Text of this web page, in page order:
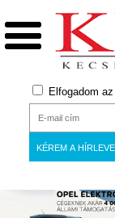
Elfogadom az